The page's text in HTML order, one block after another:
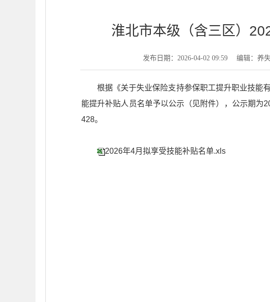
淮北市本级（含三区）
发布日期：2026-04-02 09:59 编辑：养
根据《关于失业保险支持参保职工提升职业技能
能提升补贴人员名单予以公示（见附件），公示期为
428。
2026年4月拟享受技能补贴名单.xls